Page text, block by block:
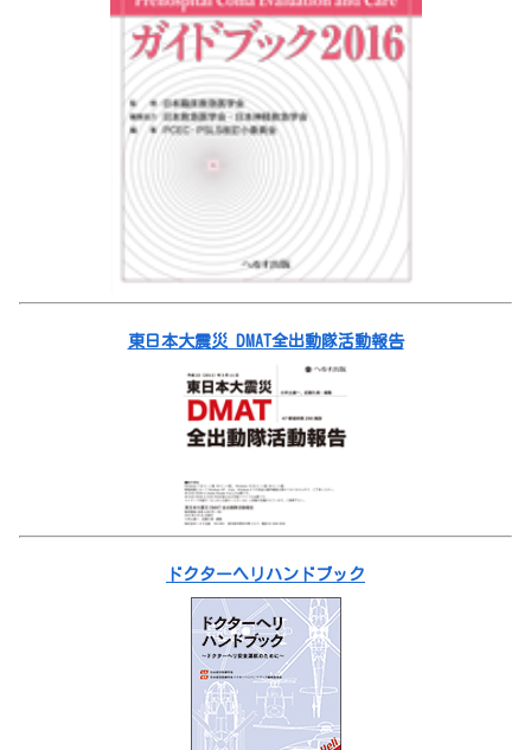
東日本大震災 DMAT全出動隊活動報告
ドクターヘリハンドブック